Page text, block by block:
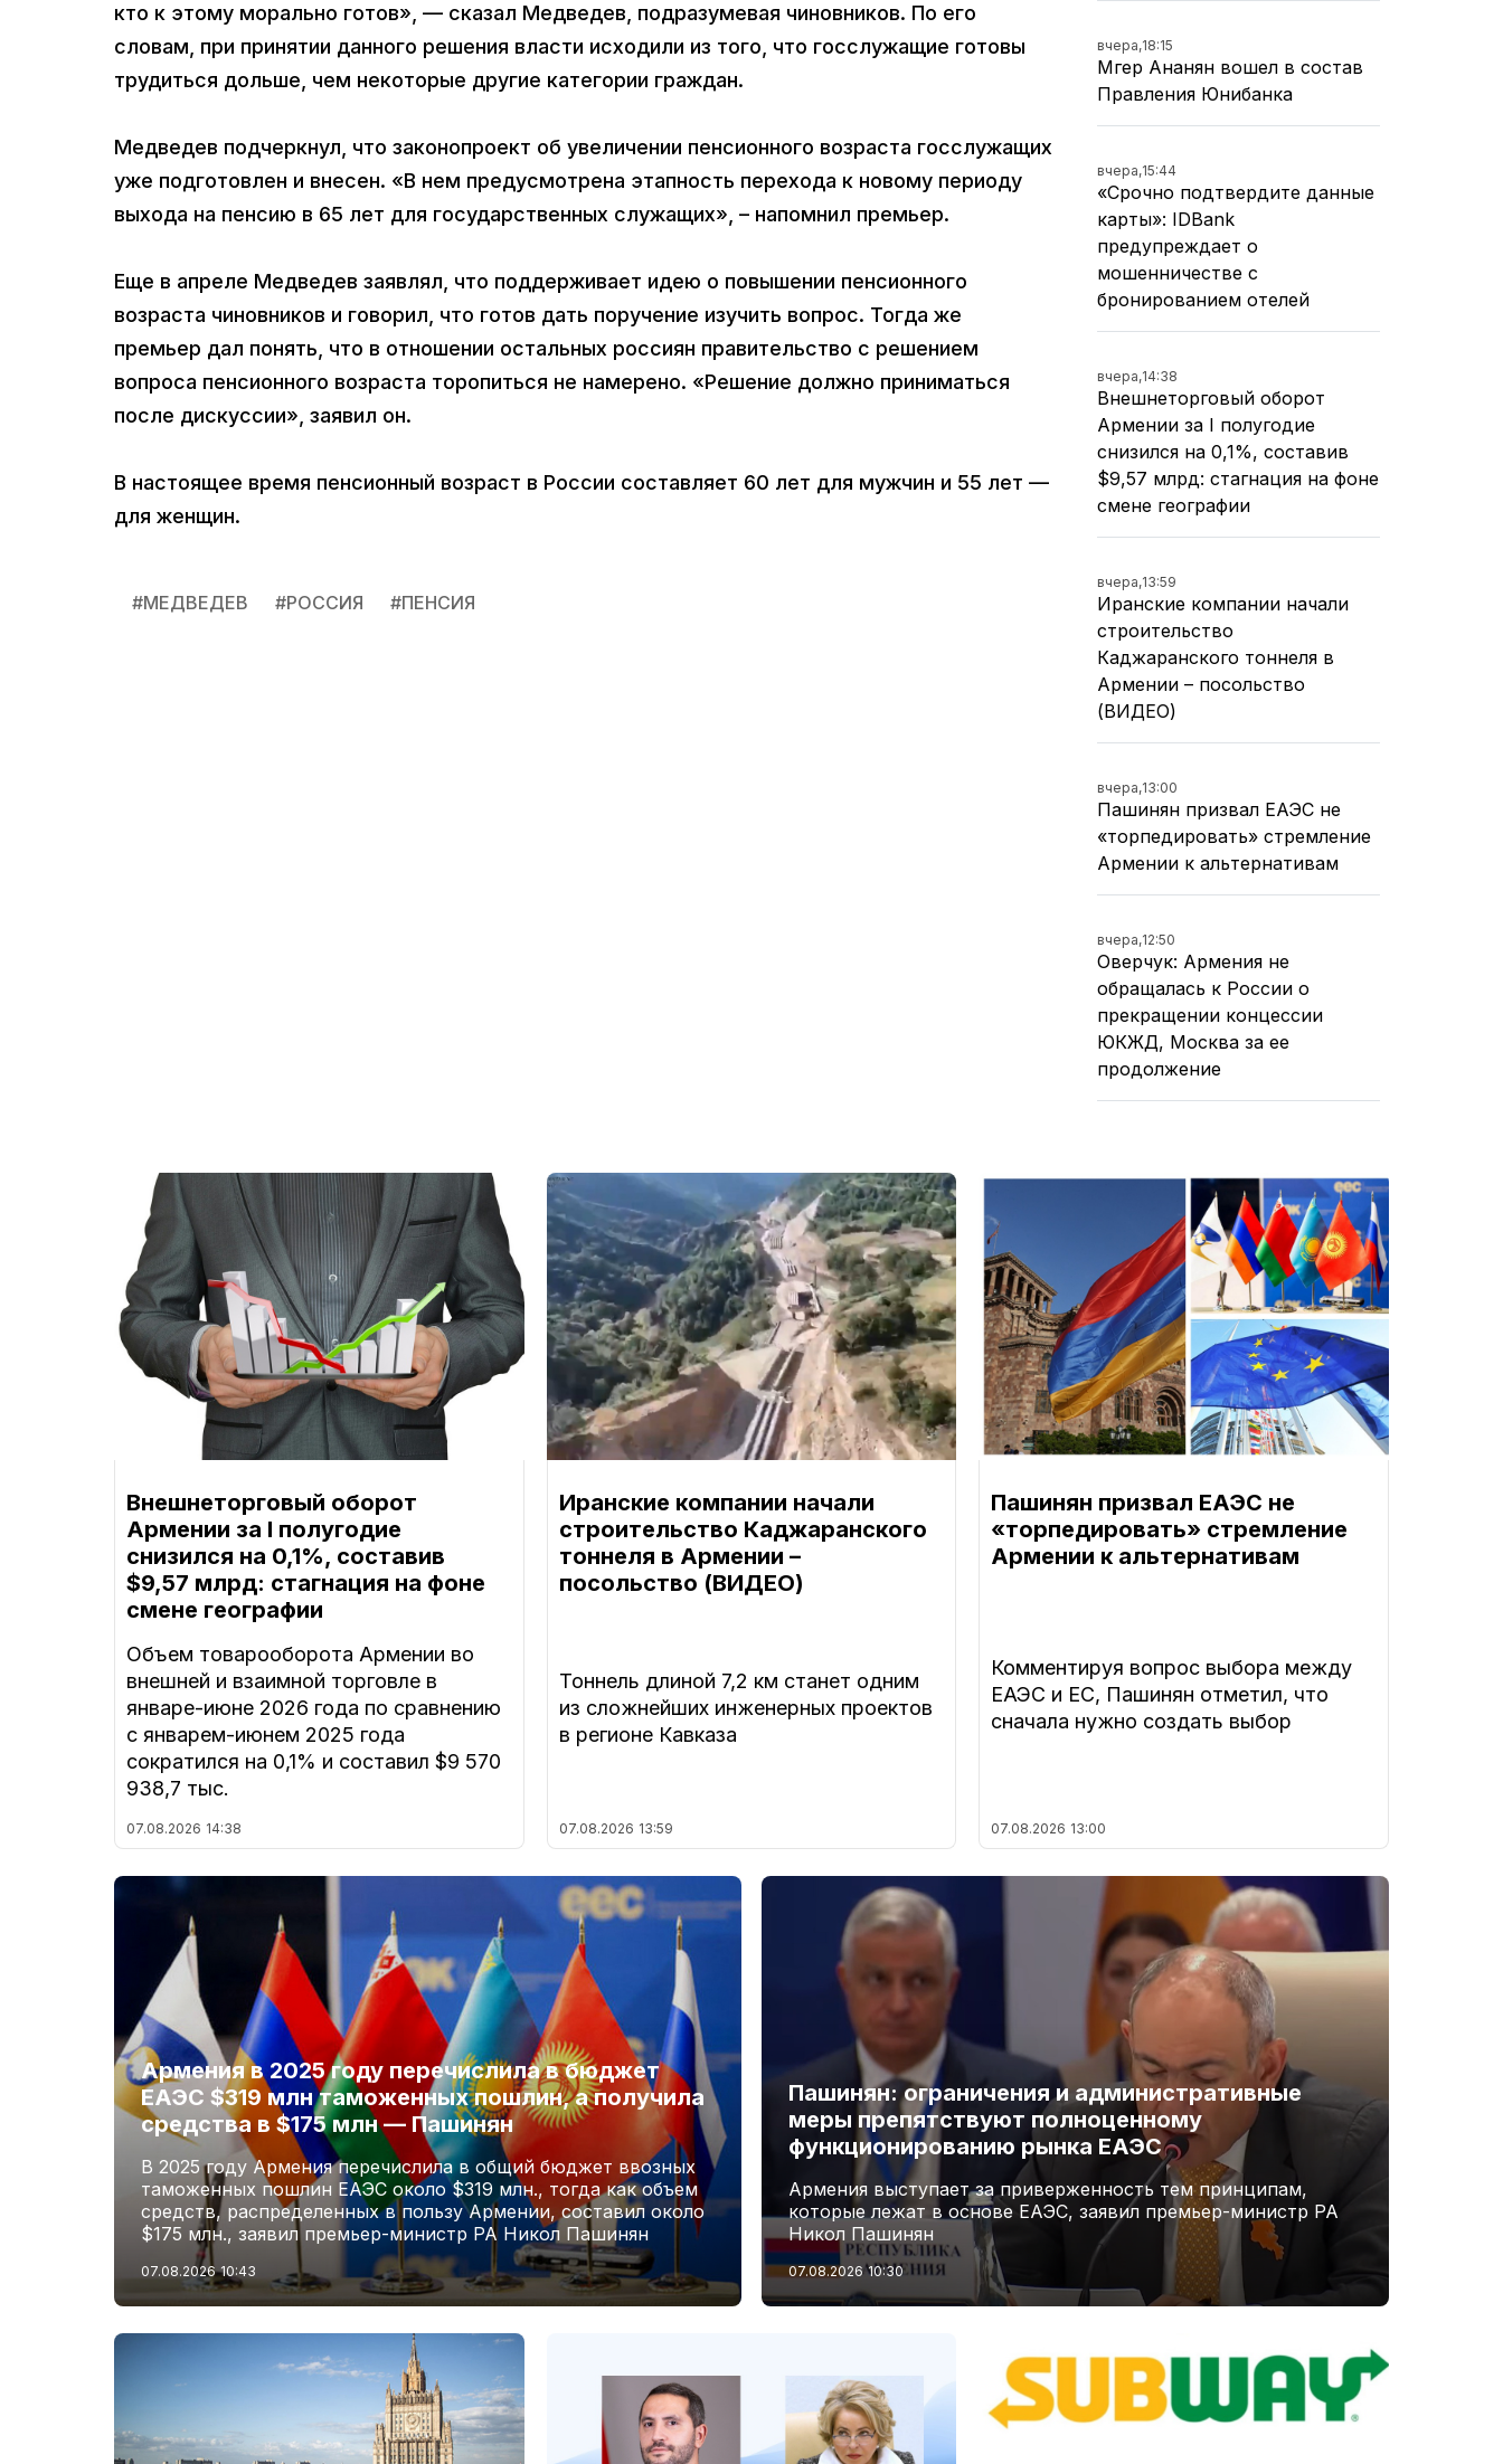
кто к этому морально готов», — сказал Медведев, подразумевая чиновников. По его
словам, при принятии данного решения власти исходили из того, что госслужащие готовы
трудиться дольше, чем некоторые другие категории граждан.
Медведев подчеркнул, что законопроект об увеличении пенсионного возраста госслужащих
уже подготовлен и внесен. «В нем предусмотрена этапность перехода к новому периоду
выхода на пенсию в 65 лет для государственных служащих», – напомнил премьер.
Еще в апреле Медведев заявлял, что поддерживает идею о повышении пенсионного
возраста чиновников и говорил, что готов дать поручение изучить вопрос. Тогда же
премьер дал понять, что в отношении остальных россиян правительство с решением
вопроса пенсионного возраста торопиться не намерено. «Решение должно приниматься
после дискуссии», заявил он.
В настоящее время пенсионный возраст в России составляет 60 лет для мужчин и 55 лет —
для женщин.
#МЕДВЕДЕВ #РОССИЯ #ПЕНСИЯ
вчера,18:15
Мгер Ананян вошел в состав
Правления Юнибанка
вчера,15:44
«Срочно подтвердите данные
карты»: IDBank
предупреждает о
мошенничестве с
бронированием отелей
вчера,14:38
Внешнеторговый оборот
Армении за I полугодие
снизился на 0,1%, составив
$9,57 млрд: стагнация на фоне
смене географии
вчера,13:59
Иранские компании начали
строительство
Каджаранского тоннеля в
Армении – посольство
(ВИДЕО)
вчера,13:00
Пашинян призвал ЕАЭС не
«торпедировать» стремление
Армении к альтернативам
вчера,12:50
Оверчук: Армения не
обращалась к России о
прекращении концессии
ЮКЖД, Москва за ее
продолжение
Внешнеторговый оборот
Армении за I полугодие
снизился на 0,1%, составив
$9,57 млрд: стагнация на фоне
смене географии
Объем товарооборота Армении во
внешней и взаимной торговле в
январе-июне 2026 года по сравнению
с январем-июнем 2025 года
сократился на 0,1% и составил $9 570
938,7 тыс.
07.08.2026 14:38
Иранские компании начали
строительство Каджаранского
тоннеля в Армении –
посольство (ВИДЕО)
Тоннель длиной 7,2 км станет одним
из сложнейших инженерных проектов
в регионе Кавказа
07.08.2026 13:59
Пашинян призвал ЕАЭС не
«торпедировать» стремление
Армении к альтернативам
Комментируя вопрос выбора между
ЕАЭС и ЕС, Пашинян отметил, что
сначала нужно создать выбор
07.08.2026 13:00
Армения в 2025 году перечислила в бюджет
ЕАЭС $319 млн таможенных пошлин, а получила
средства в $175 млн — Пашинян
В 2025 году Армения перечислила в общий бюджет ввозных
таможенных пошлин ЕАЭС около $319 млн., тогда как объем
средств, распределенных в пользу Армении, составил около
$175 млн., заявил премьер-министр РА Никол Пашинян
07.08.2026 10:43
Пашинян: ограничения и административные
меры препятствуют полноценному
функционированию рынка ЕАЭС
Армения выступает за приверженность тем принципам,
которые лежат в основе ЕАЭС, заявил премьер-министр РА
Никол Пашинян
07.08.2026 10:30